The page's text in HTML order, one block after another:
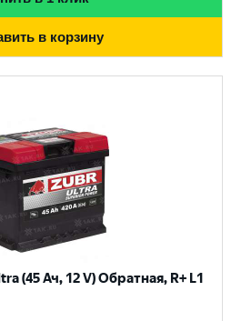
в корзину
(45 Ач, 12 V) Обратная, R+ L1